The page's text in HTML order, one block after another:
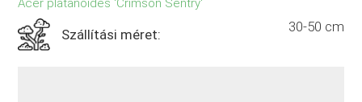
Acer platanoides 'Crimson Sentry'
Szállítási méret: 30-50 cm